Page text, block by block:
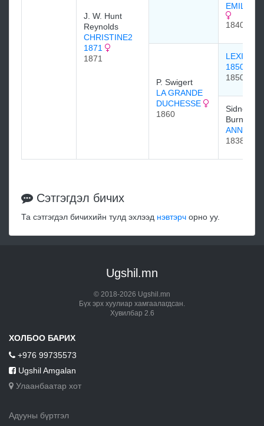
J. W. Hunt
Reynolds
CHRISTINE2
1871
1871
EMILIA
1840
P. Swigert
LA GRANDE
DUCHESSE
1860
1850
1850
Sidney
ANN
1838
Сэтгэгдэл бичих
Та сэтгэгдэл бичихийн тулд эхлээд нэвтэрч орно уу.
Ugshil.mn
© 2018-2026 Ugshil.mn
Бүх эрх хуулиар хамгаалагдсан.
Хувилбар 2.6
ХОЛБОО БАРИХ
+976 99735573
Ugshil Amgalan
Улаанбаатар хот
Адууны бүртгэл